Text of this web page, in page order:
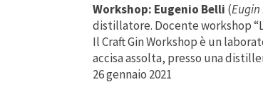
Workshop: Eugenio Belli (
distillatore. Docente workshop
Il Craft Gin Workshop è un
accisa assolta, presso una
26 gennaio 2021